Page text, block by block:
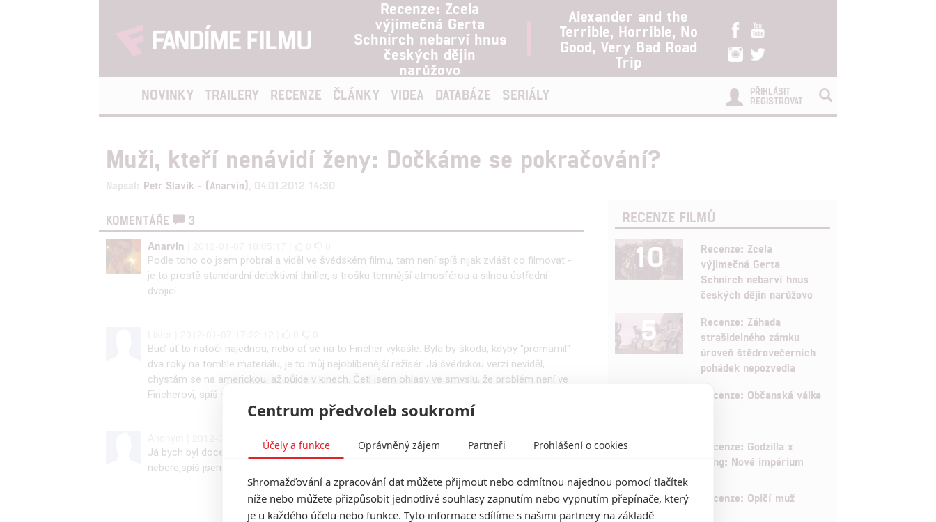
Recenze: Zcela
výjimečná Gerta
Schnirch nebarví hnus
českých dějin
narůžovo
Alexander and the
Terrible, Horrible, No
Good, Very Bad Road
Trip
NOVINKY TRAILERY RECENZE ČLÁNKY VIDEA DATABÁZE SERIÁLY
PŘIHLÁSIT
REGISTROVAT
Muži, kteří nenávidí ženy: Dočkáme se pokračování?
Napsal: Petr Slavík - (Anarvin) , 04.01.2012 14:30
KOMENTÁŘE
3
Anarvin
Podle toho co jsem probral a viděl ve švédském filmu, tam není spíš nijak zvlášt co filmovat -
je to prostě standardní detektivní thriller, s trošku temnější atmosférou a silnou ústřední
dvojicí.
Buď ať to natočí najednou, nebo ať se na to Fincher vykašle. Byla by škoda, kdyby "promarnil"
dva roky na tomhle materiálu, je to můj nejoblíbenější režisér. Já švédskou verzi neviděl,
chystám se na americkou, až půjde v kinech. Četl jsem ohlasy ve smyslu, že problém není ve
Fincherovi, spíš v předloze, která je poměrně obtížně zfilmovatelná.
Anonym | 2012-01-05 11:13:26 |
Já bych byl docela pro,aby se Fincher na ty další 2 díly vykašlal, zas tak moc mě tahle serie
nebere,spíš jsem zvědavý na jeho 20 000 mil pod mořem.
RECENZE FILMŮ
10
Recenze: Zcela
výjimečná Gerta
Schnirch nebarví hnus
českých dějin narůžovo
5
Recenze: Záhada
strašidelného zámku
úroveň štědrovečerních
pohádek nepozvedla
Recenze: Občanská válka
Recenze: Godzilla x
Kong: Nové impérium
8 Recenze: Opičí muž
Centrum předvoleb soukromí
Účely a funkce Oprávněný zájem Partneři Prohlášení o cookies
Shromažďování a zpracování dat můžete přijmout nebo odmítnou najednou pomocí tlačítek
níže nebo můžete přizpůsobit jednotlivé souhlasy zapnutím nebo vypnutím přepínače, který
je u každého účelu nebo funkce. Tyto informace sdílíme s našimi partnery na základě